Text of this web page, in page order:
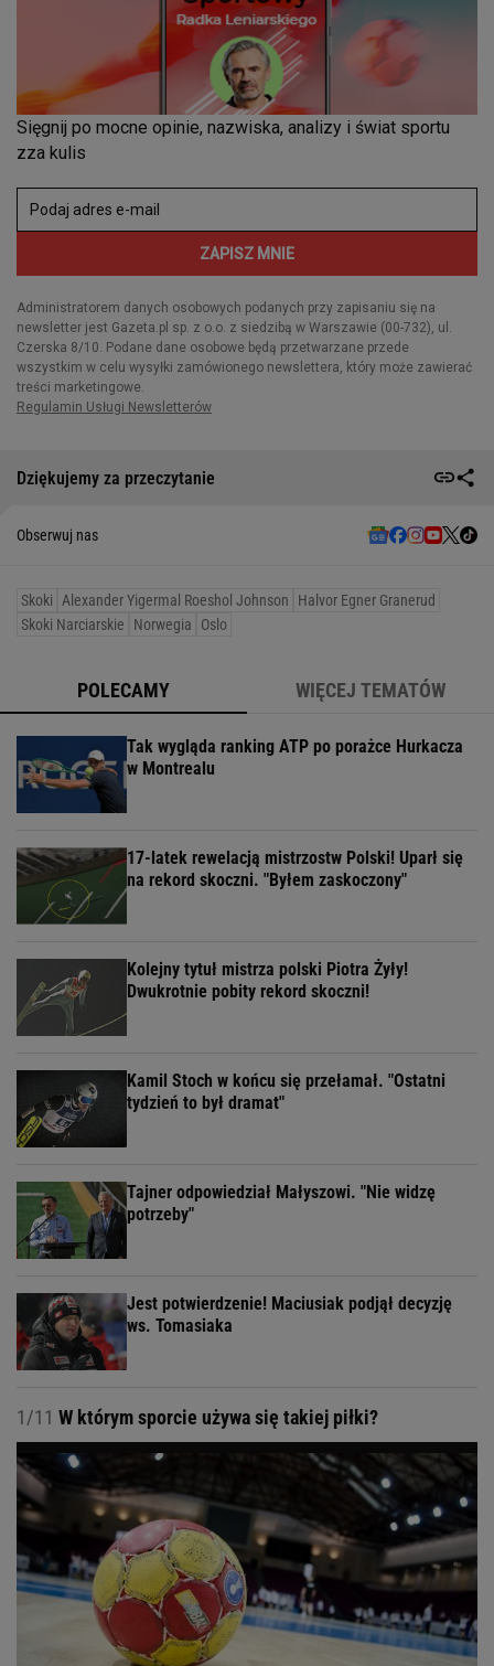
Dziękujemy za przeczytanie
Obserwuj nas
Skoki Alexander Yigermal Roeshol Johnson
Halvor Egner Granerud
Skoki Narciarskie
Norwegia Oslo
POLECAMY WIĘCEJ TEMATÓW
Tak wygląda ranking ATP po porażce Hurkacza
w Montrealu
17-latek rewelacją mistrzostw Polski! Uparł się
na rekord skoczni. "Byłem zaskoczony"
Kolejny tytuł mistrza polski Piotra Żyły!
Dwukrotnie pobity rekord skoczni!
Kamil Stoch w końcu się przełamał. "Ostatni
tydzień to był dramat"
Tajner odpowiedział Małyszowi. "Nie widzę
potrzeby"
Jest potwierdzenie! Maciusiak podjął decyzję
ws. Tomasiaka
1/11 W którym sporcie używa się takiej piłki?